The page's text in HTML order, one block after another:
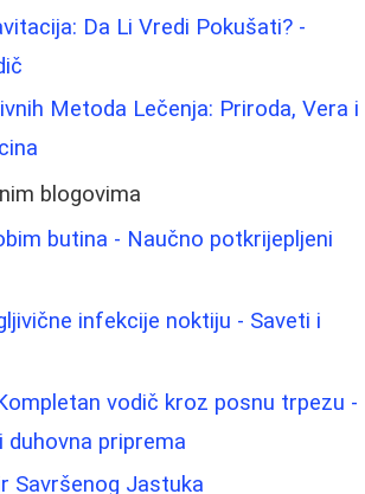
Da Li Vredi Pokušati? -
Metoda Lečenja: Priroda, Vera i
blogovima
butina - Naučno potkrijepljeni
infekcije noktiju - Saveti i
vodič kroz posnu trpezu -
duhovna priprema
Savršenog Jastuka